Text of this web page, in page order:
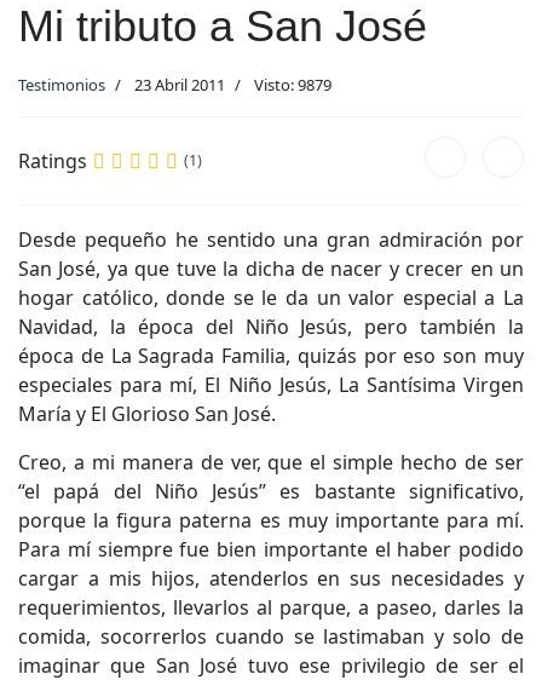
Mi tributo a San José
Testimonios 23 Abril 2011 Visto: 9879
Ratings (1)
Desde pequeño he sentido una gran admiración por
San José, ya que tuve la dicha de nacer y crecer en un
hogar católico, donde se le da un valor especial a La
Navidad, la época del Niño Jesús, pero también la
época de La Sagrada Familia, quizás por eso son muy
especiales para mí, El Niño Jesús, La Santísima Virgen
María y El Glorioso San José.
Creo, a mi manera de ver, que el simple hecho de ser
“el papá del Niño Jesús” es bastante significativo,
porque la figura paterna es muy importante para mí.
Para mí siempre fue bien importante el haber podido
cargar a mis hijos, atenderlos en sus necesidades y
requerimientos, llevarlos al parque, a paseo, darles la
comida, socorrerlos cuando se lastimaban y solo de
imaginar que San José tuvo ese privilegio de ser el